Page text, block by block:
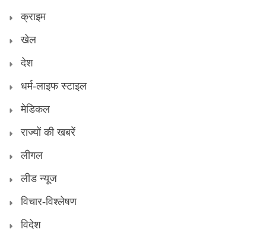
क्राइम
खेल
देश
धर्म-लाइफ स्टाइल
मेडिकल
राज्यों की खबरें
लीगल
लीड न्यूज
विचार-विश्लेषण
विदेश